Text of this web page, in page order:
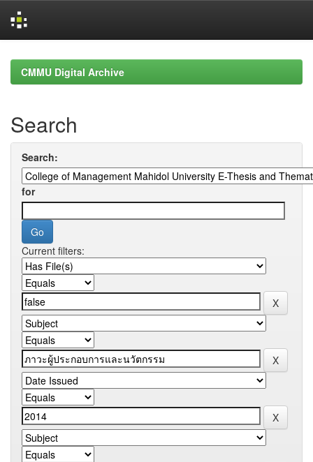
navigationCMMU Digital Archive
Search
Search:
for
Current filters: